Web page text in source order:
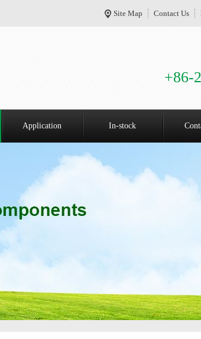
Site Map Contact Us
+86-
Application In-stock